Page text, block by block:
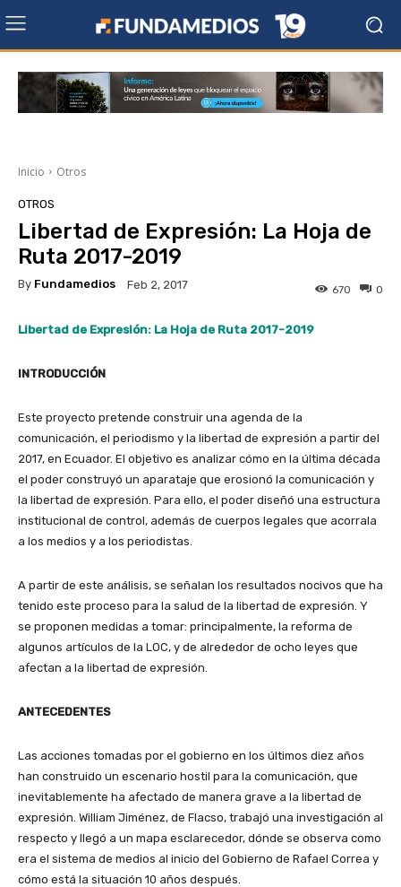
Inicio Otros
OTROS
Libertad de Expresión: La Hoja de
Ruta 2017-2019
By Fundamedios Feb 2, 2017 0
670
Libertad de Expresión: La Hoja de Ruta 2017-2019
INTRODUCCIÓN
Este proyecto pretende construir una agenda de la
comunicación, el periodismo y la libertad de expresión a partir del
2017, en Ecuador. El objetivo es analizar cómo en la última década
el poder construyó un aparataje que erosionó la comunicación y
la libertad de expresión. Para ello, el poder diseñó una estructura
institucional de control, además de cuerpos legales que acorrala
a los medios y a los periodistas.
A partir de este análisis, se señalan los resultados nocivos que ha
tenido este proceso para la salud de la libertad de expresión. Y
se proponen medidas a tomar: principalmente, la reforma de
algunos artículos de la LOC, y de alrededor de ocho leyes que
afectan a la libertad de expresión.
ANTECEDENTES
Las acciones tomadas por el gobierno en los últimos diez años
han construido un escenario hostil para la comunicación, que
inevitablemente ha afectado de manera grave a la libertad de
expresión. William Jiménez, de Flacso, trabajó una investigación al
respecto y llegó a un mapa esclarecedor, dónde se observa como
era el sistema de medios al inicio del Gobierno de Rafael Correa y
cómo está la situación 10 años después.